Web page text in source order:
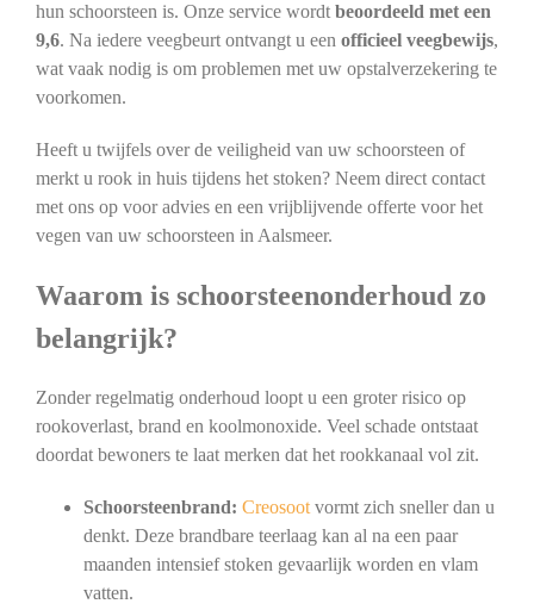
hun schoorsteen is. Onze service wordt beoordeeld met een
9,6. Na iedere veegbeurt ontvangt u een officieel veegbewijs,
wat vaak nodig is om problemen met uw opstalverzekering te
voorkomen.
Heeft u twijfels over de veiligheid van uw schoorsteen of
merkt u rook in huis tijdens het stoken? Neem direct contact
met ons op voor advies en een vrijblijvende offerte voor het
vegen van uw schoorsteen in Aalsmeer.
Waarom is schoorsteenonderhoud zo
belangrijk?
Zonder regelmatig onderhoud loopt u een groter risico op
rookoverlast, brand en koolmonoxide. Veel schade ontstaat
doordat bewoners te laat merken dat het rookkanaal vol zit.
Schoorsteenbrand: Creosootvormt zich sneller dan u
denkt. Deze brandbare teerlaag kan al na een paar
maanden intensief stoken gevaarlijk worden en vlam
vatten.